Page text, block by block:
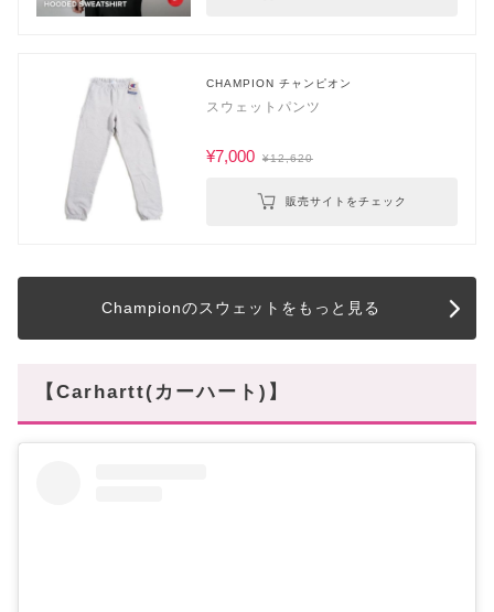
CHAMPION チャンピオン
スウェットパンツ
¥7,000 ¥12,620
販売サイトをチェック
Championのスウェットをもっと見る
【Carhartt(カーハート)】